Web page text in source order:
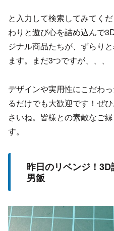
と入力して検索してみてく
わりと遊び心を詰め込んで
ジナル商品たちが、ずらり
ます。まだ3つですが、、、
デザインや実用性にこだわ
るだけでも大歓迎です！ぜ
さいね。皆様との素敵なご
す。
昨日のリベンジ！
男飯